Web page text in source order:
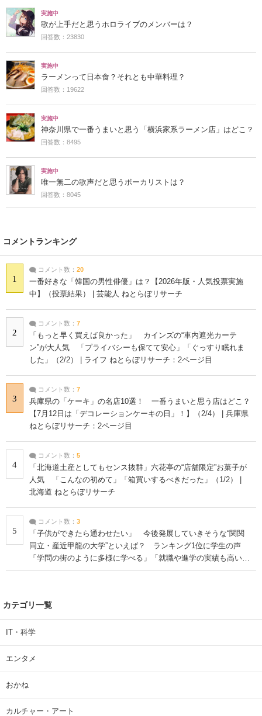
実施中
歌が上手だと思うホロライブのメンバーは？
回答数：23830
実施中
ラーメンって日本食？それとも中華料理？
回答数：19622
実施中
神奈川県で一番うまいと思う「横浜家系ラーメン店」はどこ？
回答数：8495
実施中
唯一無二の歌声だと思うボーカリストは？
回答数：8045
コメントランキング
1
コメント数： 20
一番好きな「韓国の男性俳優」は？【2026年版・人気投票実施
中】（投票結果） | 芸能人 ねとらぼリサーチ
2
コメント数： 7
「もっと早く買えば良かった」 カインズの“車内遮光カーテ
ン”が大人気 「プライバシーも保てて安心」「ぐっすり眠れま
した」（2/2） | ライフ ねとらぼリサーチ：2ページ目
3
コメント数： 7
兵庫県の「ケーキ」の名店10選！ 一番うまいと思う店はどこ？
【7月12日は「デコレーションケーキの日」！】（2/4） | 兵庫県
ねとらぼリサーチ：2ページ目
4
コメント数： 5
「北海道土産としてもセンス抜群」六花亭の“店舗限定”お菓子が
人気 「こんなの初めて」「箱買いするべきだった」（1/2） |
北海道 ねとらぼリサーチ
5
コメント数： 3
「子供ができたら通わせたい」 今後発展していきそうな“関関
同立・産近甲龍の大学”といえば？ ランキング1位に学生の声
「学問の街のように多様に学べる」「就職や進学の実績も高い」
| 大学 ねとらぼリサーチ
カテゴリ一覧
IT・科学
エンタメ
おかね
カルチャー・アート